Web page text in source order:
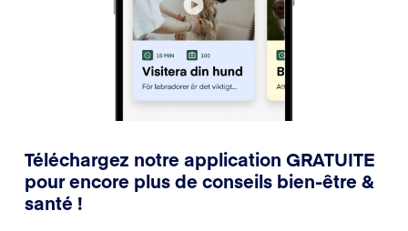
Téléchargez notre application GRATUITE
pour encore plus de conseils bien-être &
santé !